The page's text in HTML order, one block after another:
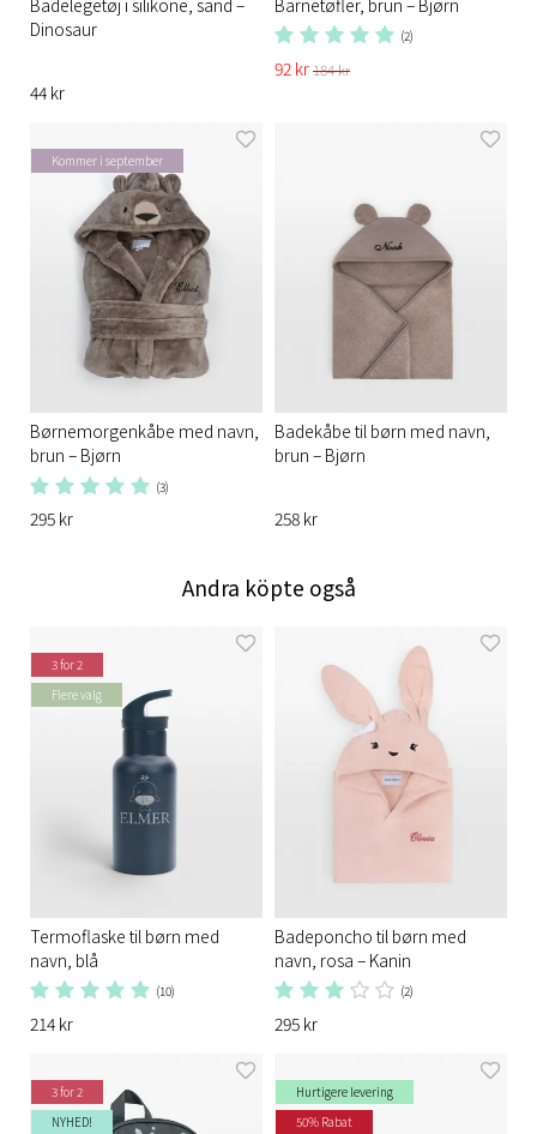
Dinosaur
44 kr
(2)
92 kr184 kr
Kommer i september
Børnemorgenkåbe med navn,
brun – Bjørn
(3)
295 kr
Badekåbe til børn med navn,
brun – Bjørn
258 kr
Andra köpte også
3 for 2
Flere valg
Termoflaske til børn med
navn, blå
(10)
214 kr
Badeponcho til børn med
navn, rosa – Kanin
(2)
295 kr
3 for 2
NYHED!
Hurtigere levering
50% Rabat